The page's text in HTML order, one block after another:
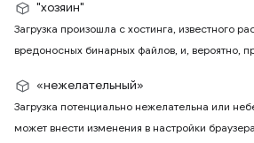
"хозяин"
Загрузка произошла с хостинга, известного
вредоносных бинарных файлов, и, вероятно,
«нежелательный»
Загрузка потенциально нежелательна или
может внести изменения в настройки